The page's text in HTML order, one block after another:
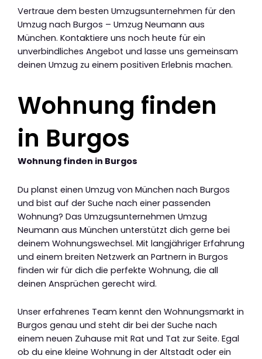
Vertraue dem besten Umzugsunternehmen für den
Umzug nach Burgos – Umzug Neumann aus
München. Kontaktiere uns noch heute für ein
unverbindliches Angebot und lasse uns gemeinsam
deinen Umzug zu einem positiven Erlebnis machen.
Wohnung finden
in Burgos
Wohnung finden in Burgos
Du planst einen Umzug von München nach Burgos
und bist auf der Suche nach einer passenden
Wohnung? Das Umzugsunternehmen Umzug
Neumann aus München unterstützt dich gerne bei
deinem Wohnungswechsel. Mit langjähriger Erfahrung
und einem breiten Netzwerk an Partnern in Burgos
finden wir für dich die perfekte Wohnung, die all
deinen Ansprüchen gerecht wird.
Unser erfahrenes Team kennt den Wohnungsmarkt in
Burgos genau und steht dir bei der Suche nach
einem neuen Zuhause mit Rat und Tat zur Seite. Egal
ob du eine kleine Wohnung in der Altstadt oder ein